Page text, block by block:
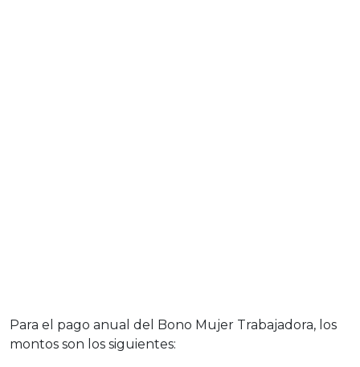
Para el pago anual del Bono Mujer Trabajadora, los
montos son los siguientes: